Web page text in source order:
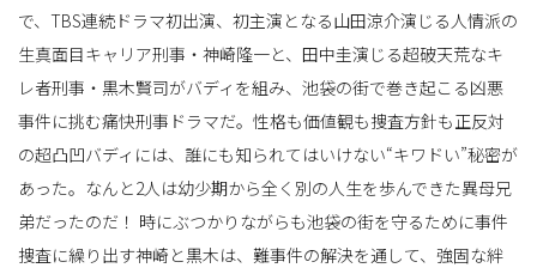
で、TBS連続ドラマ初出演、初主演となる山田涼介演じる人情派の
生真面目キャリア刑事・神崎隆一と、田中圭演じる超破天荒なキ
レ者刑事・黒木賢司がバディを組み、池袋の街で巻き起こる凶悪
事件に挑む痛快刑事ドラマだ。性格も価値観も捜査方針も正反対
の超凸凹バディには、誰にも知られてはいけない“キワドい”秘密が
あった。なんと2人は幼少期から全く別の人生を歩んできた異母兄
弟だったのだ！ 時にぶつかりながらも池袋の街を守るために事件
捜査に繰り出す神崎と黒木は、難事件の解決を通して、強固な絆